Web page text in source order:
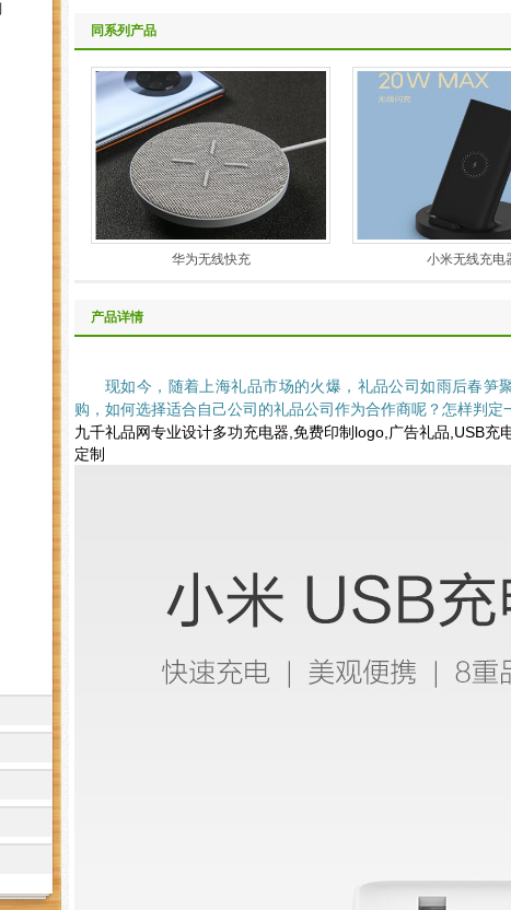
同系列产品
华为无线快充 小米无线充电
产品详情
现如今，随着上海礼品市场的火爆，礼品公司如雨后春
购，如何选择适合自己公司的礼品公司作为合作商呢？怎样判定
九千礼品网专业设计多功充电器,免费印制logo,广告礼品,USB
定制